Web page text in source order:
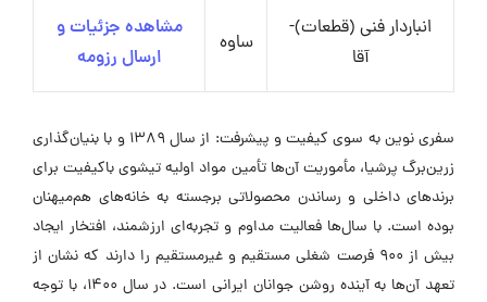
انباردار فنی (قطعات)-
آقا
ساوه
مشاهده جزئیات و
ارسال رزومه
سفری نوین به سوی کیفیت و پیشرفت: از سال ۱۳۸۹ و با بنیان‌گذاری
زرین‌برگ پرشیا، مأموریت آن‌ها تأمین مواد اولیه تیشوی باکیفیت برای
برندهای داخلی و رساندن محصولاتی برجسته به خانه‌های هم‌میهنان
بوده است. با سال‌ها فعالیت مداوم و تجربه‌ای ارزشمند، افتخار ایجاد
بیش از ۹۰۰ فرصت شغلی مستقیم و غیرمستقیم را دارند که نشان از
تعهد آن‌ها به آینده روشن جوانان ایرانی است. در سال ۱۴۰۰، با توجه